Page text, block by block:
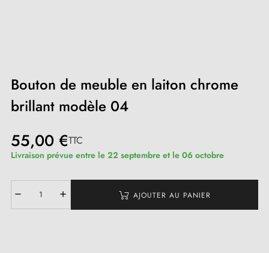
Bouton de meuble en laiton chrome
brillant modèle 04
55,00 €TTC
Livraison prévue entre le 22 septembre et le 06 octobre
AJOUTER AU PANIER